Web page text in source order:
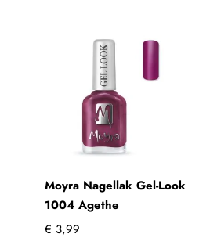
Moyra Nagellak Gel-Look
1004 Agethe
€ 3,99